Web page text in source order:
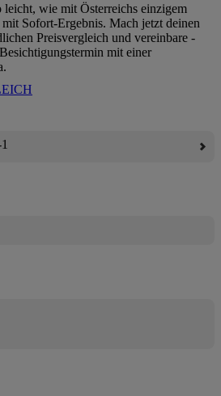
leicht, wie mit Österreichs einzigem
mit Sofort-Ergebnis. Mach jetzt deinen
Preisvergleich und vereinbare -
mit einer